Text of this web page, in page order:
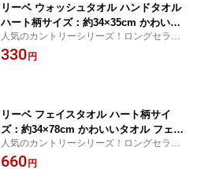
リーベ ウォッシュタオル ハンドタオル
ハート柄サイズ：約34×35cm かわいい
タオル カントリー ハートタオルの萩原
【RCP】
人気のカントリーシリーズ！ロングセラー
の商品です。
330 円
リーベ フェイスタオル ハート柄サイ
ズ：約34×78cm かわいいタオル フェイ
スタオル カントリーカントリー ハート
タオルの萩原 【RCP】
人気のカントリーシリーズ！ロングセラー
の商品です。かわいいタオル フェイスタ
660 円